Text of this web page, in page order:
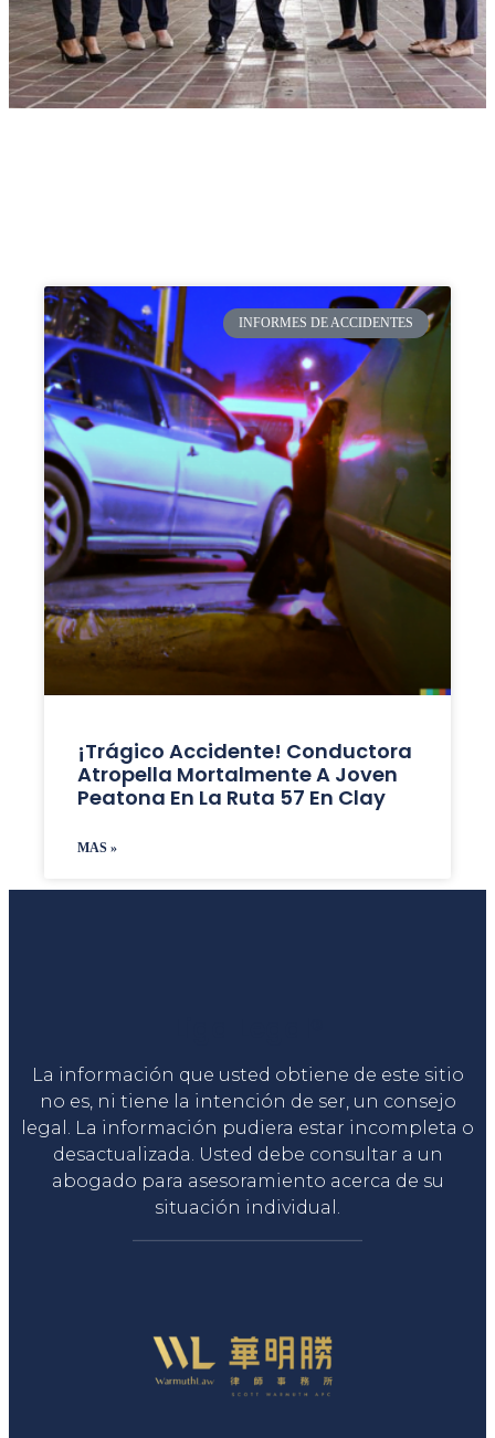
INFORMES DE ACCIDENTES
¡Trágico Accidente! Conductora
Atropella Mortalmente A Joven
Peatona En La Ruta 57 En Clay
MAS »
La información que usted obtiene de este sitio
no es, ni tiene la intención de ser, un consejo
legal. La información pudiera estar incompleta o
desactualizada. Usted debe consultar a un
abogado para asesoramiento acerca de su
situación individual.